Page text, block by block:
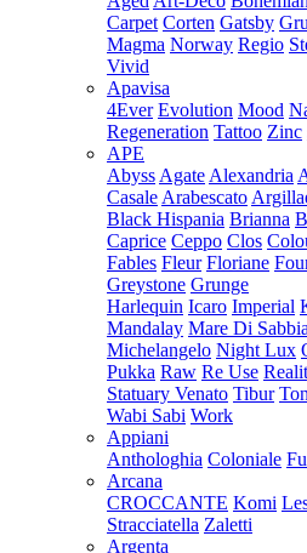
Carpet Corten Gatsby
Magma Norway Regio
Vivid
Apavisa
4Ever Evolution Mood
Regeneration Tattoo Zinc
APE
Abyss Agate Alexandria
Casale Arabescato
Black Hispania Brianna
Caprice Ceppo Clos
Fables Fleur Floriane
Greystone Grunge
Harlequin Icaro Imperial
Mandalay Mare Di Sabbia
Michelangelo Night Lux
Pukka Raw Re Use
Statuary Venato Tibur
Wabi Sabi Work
Appiani
Anthologhia Coloniale
Arcana
CROCCANTE Komi
Stracciatella Zaletti
Argenta